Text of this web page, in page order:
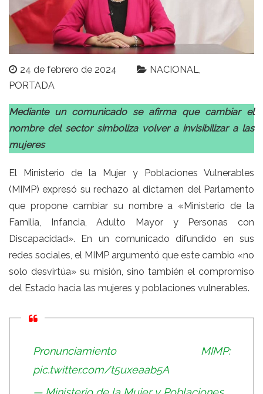
24 de febrero de 2024
NACIONAL
PORTADA
Mediante un comunicado se afirma que cambiar el
nombre del sector simboliza volver a invisibilizar a las
mujeres
El Ministerio de la Mujer y Poblaciones Vulnerables
(MIMP) expresó su rechazo al dictamen del Parlamento
que propone cambiar su nombre a «Ministerio de la
Familia, Infancia, Adulto Mayor y Personas con
Discapacidad». En un comunicado difundido en sus
redes sociales, el MIMP argumentó que este cambio «no
solo desvirtúa» su misión, sino también el compromiso
del Estado hacia las mujeres y poblaciones vulnerables.
Pronunciamiento MIMP:
pic.twitter.com/t5uxeaab5A